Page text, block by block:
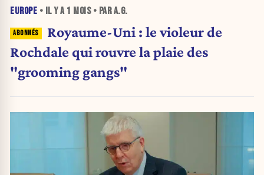
EUROPE • IL Y A 1 MOIS• PAR A.G.
Royaume-Uni : le violeur de
Rochdale qui rouvre la plaie des
"grooming gangs"